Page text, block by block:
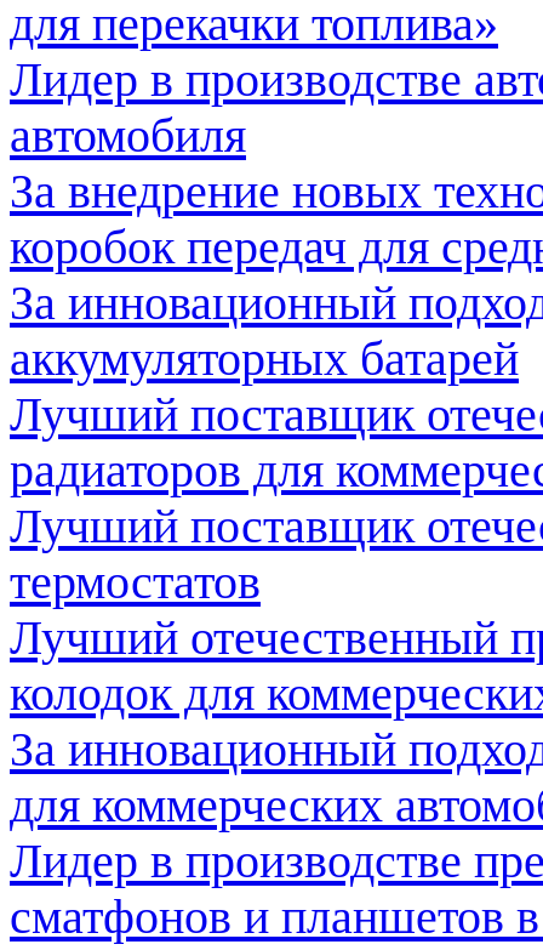
для перекачки топлива»
Лидер в производстве
автомобиля
За внедрение новых
коробок передач для
За инновационный
аккумуляторных батарей
Лучший поставщик
радиаторов для
Лучший поставщик
термостатов
Лучший отечественный
колодок для
За инновационный
для коммерческих
Лидер в производстве
сматфонов и планшетов